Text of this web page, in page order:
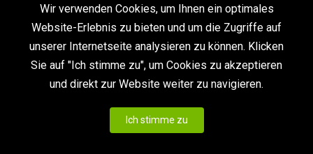
Wir verwenden Cookies, um Ihnen ein optimales
Website-Erlebnis zu bieten und um die Zugriffe auf
unserer Internetseite analysieren zu können. Klicken
Sie auf "Ich stimme zu", um Cookies zu akzeptieren
und direkt zur Website weiter zu navigieren.
Ich stimme zu
Karriere
Kontakt
Urheberrecht © 2026 Qualtech. Alle Rechte vorbehalten. ｜
Privacy statement & Disclaimer |Erstellt bei